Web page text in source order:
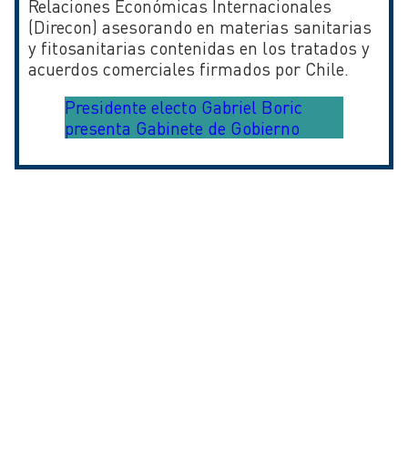
Relaciones Económicas Internacionales
(Direcon) asesorando en materias sanitarias
y fitosanitarias contenidas en los tratados y
acuerdos comerciales firmados por Chile.
Presidente electo Gabriel Boric
presenta Gabinete de Gobierno